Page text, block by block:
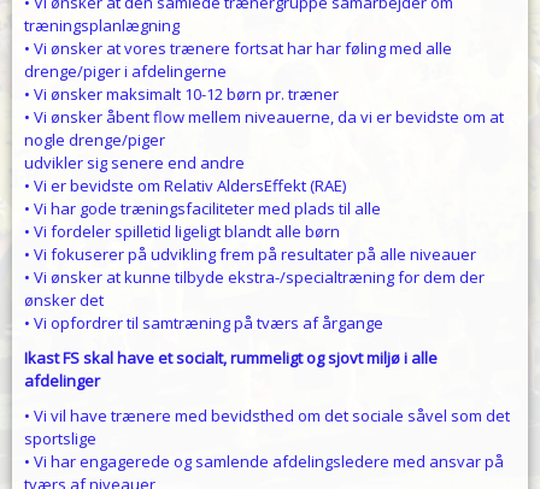
træningsplanlægning
• Vi ønsker at vores trænere fortsat har har føling med alle
drenge/piger i afdelingerne
• Vi ønsker maksimalt 10-12 børn pr. træner
• Vi ønsker åbent flow mellem niveauerne, da vi er bevidste om at
nogle drenge/piger
udvikler sig senere end andre
• Vi er bevidste om Relativ AldersEffekt (RAE)
• Vi har gode træningsfaciliteter med plads til alle
• Vi fordeler spilletid ligeligt blandt alle børn
• Vi fokuserer på udvikling frem på resultater på alle niveauer
• Vi ønsker at kunne tilbyde ekstra-/specialtræning for dem der
ønsker det
• Vi opfordrer til samtræning på tværs af årgange
Ikast FS skal have et socialt, rummeligt og sjovt miljø i alle
afdelinger
• Vi vil have trænere med bevidsthed om det sociale såvel som det
sportslige
• Vi har engagerede og samlende afdelingsledere med ansvar på
tværs af niveauer